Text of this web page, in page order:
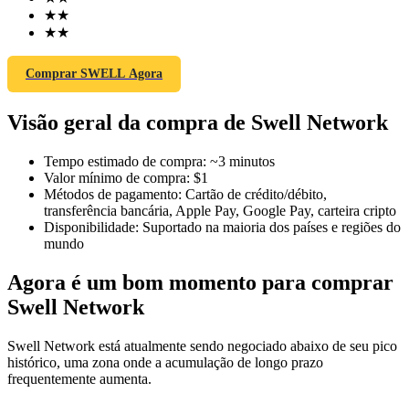
Futuros de criptomoeda
TradFi
Derivativos de ações, câmbio, metais preciosos e commodities
★★
★★
Comprar SWELL Agora
Visão geral da compra de Swell Network
Tempo estimado de compra: ~3 minutos
Valor mínimo de compra: $1
Métodos de pagamento: Cartão de crédito/débito,
transferência bancária, Apple Pay, Google Pay, carteira cripto
Disponibilidade: Suportado na maioria dos países e regiões do
mundo
Agora é um bom momento para comprar
Swell Network
Swell Network está atualmente sendo negociado abaixo de seu pico
histórico, uma zona onde a acumulação de longo prazo
frequentemente aumenta.